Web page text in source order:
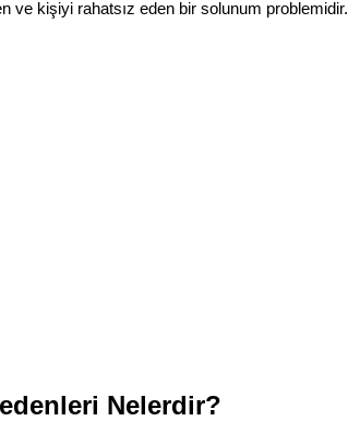
ve kişiyi rahatsız eden bir solunum problemidir.
Nelerdir?